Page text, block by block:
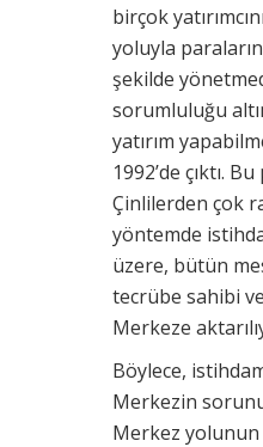
birçok
yoluyla
şekilde
sorumluluğu
yatırım
1992’de çıktı.
Çinlilerden çok
yöntemde
üzere, bütün
tecrübe sahibi
Merkeze
Böylece,
Merkezin
Merkez yolunun